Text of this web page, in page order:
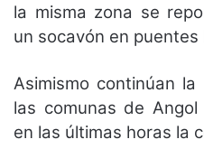
la misma zona se
un socavón en
Asimismo continúan
las comunas de
en las últimas horas la